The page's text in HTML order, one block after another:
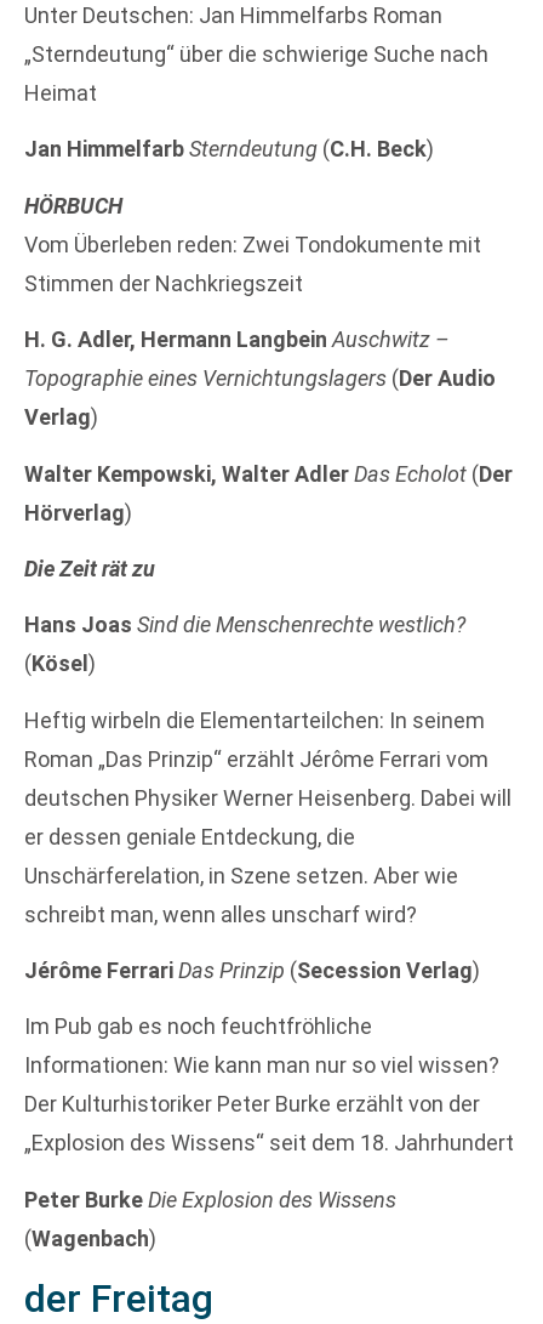
Unter Deutschen: Jan Himmelfarbs Roman
„Sterndeutung“ über die schwierige Suche nach
Heimat
Jan HimmelfarbSterndeutung (C.H. Beck)
HÖRBUCH
Vom Überleben reden: Zwei Tondokumente mit
Stimmen der Nachkriegszeit
H. G. Adler, Hermann Langbein Auschwitz –
Topographie eines Vernichtungslagers (Der Audio
Verlag)
Walter Kempowski, Walter AdlerDas Echolot (Der
Hörverlag)
Die Zeit rät zu
Hans Joas Sind die Menschenrechte westlich?
(Kösel )
Heftig wirbeln die Elementarteilchen: In seinem
Roman „Das Prinzip“ erzählt Jérôme Ferrari vom
deutschen Physiker Werner Heisenberg. Dabei will
er dessen geniale Entdeckung, die
Unschärferelation, in Szene setzen. Aber wie
schreibt man, wenn alles unscharf wird?
Jérôme FerrariDas Prinzip (Secession Verlag)
Im Pub gab es noch feuchtfröhliche
Informationen: Wie kann man nur so viel wissen?
Der Kulturhistoriker Peter Burke erzählt von der
„Explosion des Wissens“ seit dem 18. Jahrhundert
Peter BurkeDie Explosion des Wissens
(Wagenbach)
der Freitag